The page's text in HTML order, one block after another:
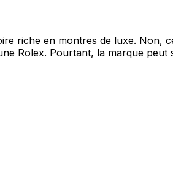
riche en montres de luxe. Non,
Rolex. Pourtant, la marque peut